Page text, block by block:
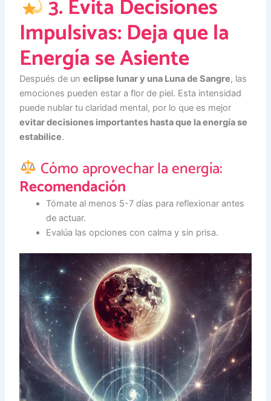
3. Evita Decisiones
Impulsivas: Deja que la
Energía se Asiente
Después de uneclipse lunar y una Luna de Sangre, las
emociones pueden estar a flor de piel. Esta intensidad
puede nublar tu claridad mental, por lo que es mejor
evitar decisiones importantes hasta que la energía se
estabilice.
Cómo aprovechar la energía:
Recomendación
Tómate al menos 5-7 días para reflexionar antes
de actuar.
Evalúa las opciones con calma y sin prisa.